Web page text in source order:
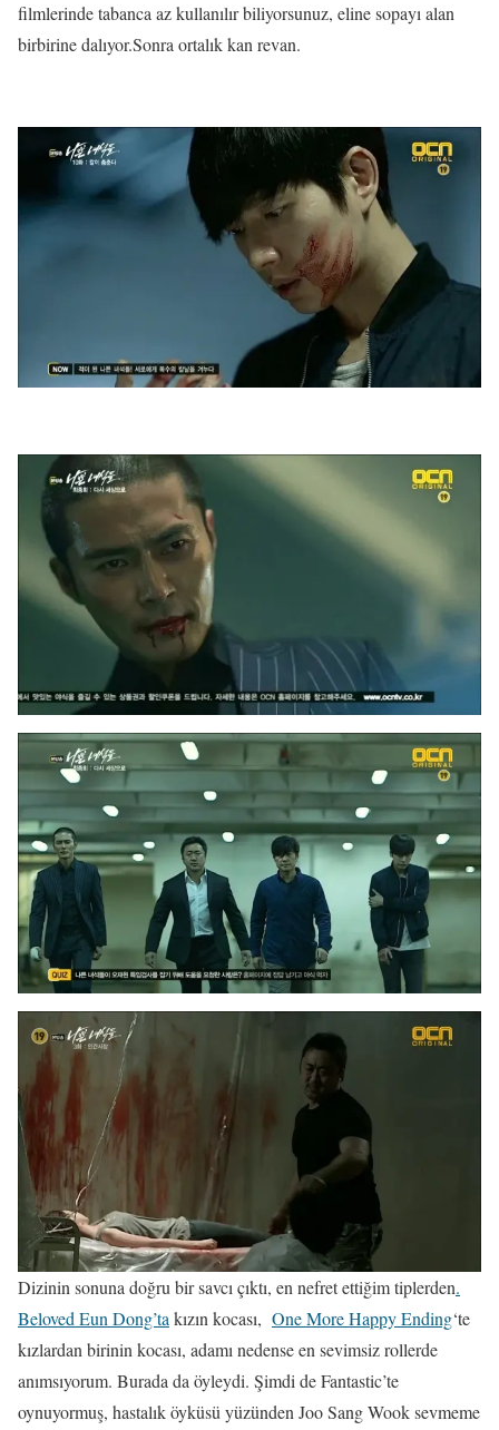
filmlerinde tabanca az kullanılır biliyorsunuz, eline sopayı alan
birbirine dalıyor.Sonra ortalık kan revan.
Dizinin sonuna doğru bir savcı çıktı, en nefret ettiğim tiplerden.
Beloved Eun Dong’ta kızın kocası, One More Happy Ending‘te
kızlardan birinin kocası, adamı nedense en sevimsiz rollerde
anımsıyorum. Burada da öyleydi. Şimdi de Fantastic’te
oynuyormuş, hastalık öyküsü yüzünden Joo Sang Wook sevmeme